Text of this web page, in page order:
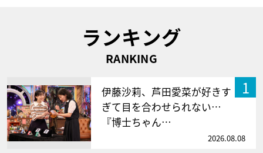
ランキング
RANKING
1
伊藤沙莉、芦田愛菜が好きす
ぎて目を合わせられない…
『博士ちゃん…
2026.08.08